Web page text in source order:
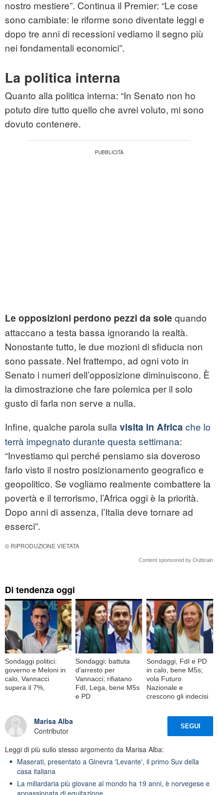
nostro mestiere”. Continua il Premier: “Le cose
sono cambiate: le riforme sono diventate leggi e
dopo tre anni di recessioni vediamo il segno più
nei fondamentali economici”.
La politica interna
Quanto alla politica interna: “In Senato non ho
potuto dire tutto quello che avrei voluto, mi sono
dovuto contenere.
Le opposizioni perdono pezzi da sole quando
attaccano a testa bassa ignorando la realtà.
Nonostante tutto, le due mozioni di sfiducia non
sono passate. Nel frattempo, ad ogni voto in
Senato i numeri dell’opposizione diminuiscono. È
la dimostrazione che fare polemica per il solo
gusto di farla non serve a nulla.
Infine, qualche parola sulla visita in Africa che lo
terrà impegnato durante questa settimana:
“Investiamo qui perché pensiamo sia doveroso
farlo visto il nostro posizionamento geografico e
geopolitico. Se vogliamo realmente combattere la
povertà e il terrorismo, l’Africa oggi è la priorità.
Dopo anni di assenza, l’Italia deve tornare ad
esserci”.
© RIPRODUZIONE VIETATA
Content sponsored by Outbrain
Di tendenza oggi
Sondaggi politici:
governo e Meloni in
calo, Vannacci
supera il 7%,
Sondaggi: battuta
d'arresto per
Vannacci; rifiatano
FdI, Lega, bene M5s
e PD
Sondaggi, FdI e PD
in calo, bene M5s;
vola Futuro
Nazionale e
crescono gli indecisi
Marisa Alba
Contributor
SEGUI
Leggi di più sullo stesso argomento da Marisa Alba:
Maserati, presentato a Ginevra 'Levante', il primo Suv della
casa italiana
La miliardaria più giovane al mondo ha 19 anni, è norvegese e
appassionata di equitazione